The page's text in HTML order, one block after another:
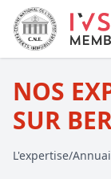
NOS
SUR
L'expertise/